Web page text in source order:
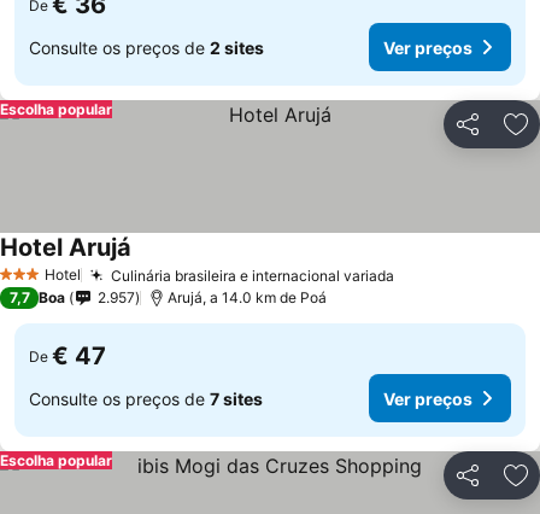
De
Consulte os preços de 2 sites Ver preços
Partilhar
Escolha popular
3 EstrelasHotel Culinária brasileira e internacional variada
Hotel Arujá
7,7 Boa 2.957 Arujá, a 14.0 km de Poá
De € 47
Consulte os preços de 7 sites Ver preços
Partilhar
Escolha popular